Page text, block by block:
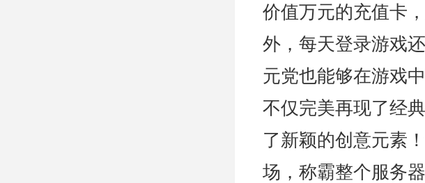
价值万元的充值卡
外，每天登录游戏
元党也能够在游戏
不仅完美再现了经
了新颖的创意元素
场，称霸整个服务器